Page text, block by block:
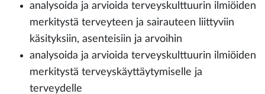
analysoida ja arvioida terveyskulttuurin ilmiöiden
merkitystä terveyteen ja sairauteen liittyviin
käsityksiin, asenteisiin ja arvoihin
analysoida ja arvioida terveyskulttuurin ilmiöiden
merkitystä terveyskäyttäytymiselle ja
terveydelle